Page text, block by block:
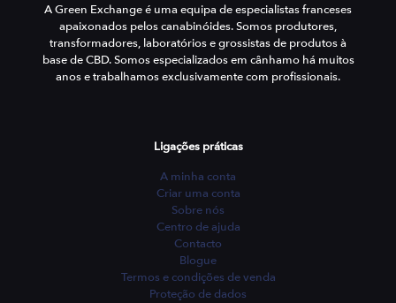
A Green Exchange é uma equipa de especialistas franceses
apaixonados pelos canabinóides. Somos produtores,
transformadores, laboratórios e grossistas de produtos à
base de CBD. Somos especializados em cânhamo há muitos
anos e trabalhamos exclusivamente com profissionais.
Ligações práticas
A minha conta
Criar uma conta
Sobre nós
Centro de ajuda
Contacto
Blogue
Termos e condições de venda
Proteção de dados